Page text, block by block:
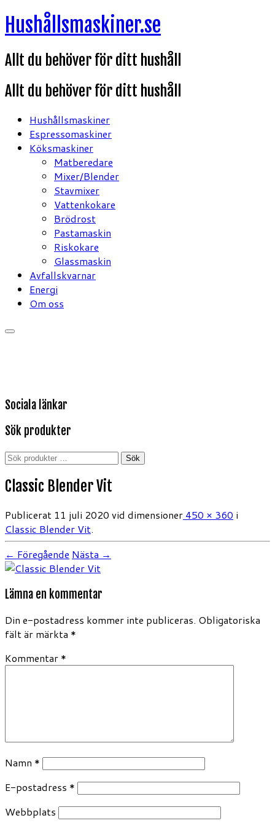
Hoppa
till
Hushållsmaskiner.se
Allt du behöver för ditt hushåll
Allt du behöver för ditt hushåll
Hushållsmaskiner
Espressomaskiner
Köksmaskiner
Matberedare
Mixer/Blender
Stavmixer
Vattenkokare
Brödrost
Pastamaskin
Riskokare
Glassmaskin
Avfallskvarnar
Energi
Om oss
Sociala länkar
Sök produkter
Sök
Sök
Classic Blender Vit
Publicerat 11 juli 2020 vid dimensioner 450 × 360 i
Classic Blender Vit.
← Föregående Nästa →
Lämna en kommentar
Din e-postadress kommer inte publiceras. Obligatoriska
fält är märkta *
Kommentar *
Namn *
E-postadress *
Webbplats